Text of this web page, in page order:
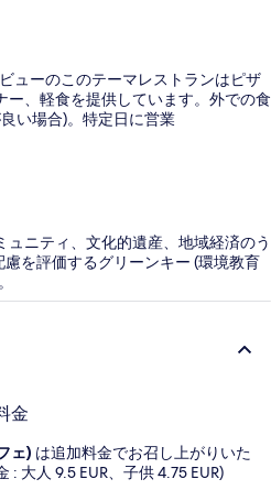
ューのこのテーマレストランはピザ
ー、軽食を提供しています。外での食
い場合)。特定日に営業
ュニティ、文化的遺産、地域経済のう
慮を評価するグリーンキー (環境教育
金
ェ) は追加料金でお召し上がりいた
: 大人 9.5 EUR、子供 4.75 EUR)